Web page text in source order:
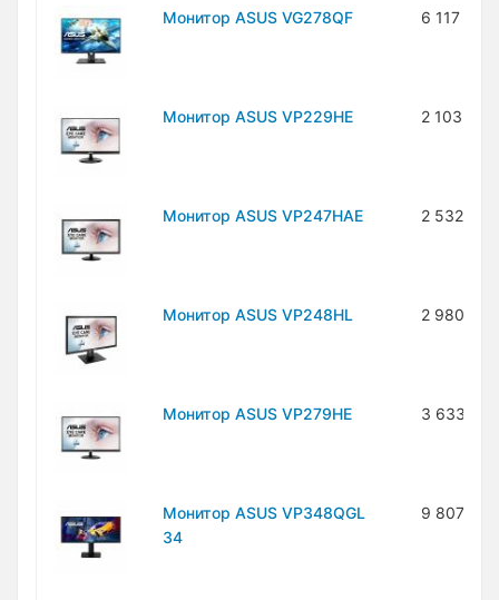
Монитор ASUS VG278QF 6 117
Монитор ASUS VP229HE 2 103
Монитор ASUS VP247HAE 2 532
Монитор ASUS VP248HL 2 980
Монитор ASUS VP279HE 3 633
Монитор ASUS VP348QGL
34
9 807